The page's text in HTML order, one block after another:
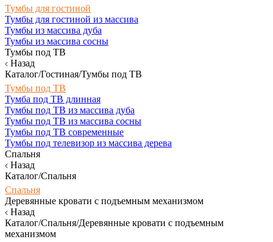
Тумбы для гостиной
Тумбы для гостиной из массива
Тумбы из массива дуба
Тумбы из массива сосны
Тумбы под ТВ
Назад
Каталог/Гостиная/Тумбы под ТВ
Тумбы под ТВ
Тумба под ТВ длинная
Тумбы под ТВ из массива дуба
Тумбы под ТВ из массива сосны
Тумбы под ТВ современные
Тумбы под телевизор из массива дерева
Спальня
Назад
Каталог/Спальня
Спальня
Деревянные кровати с подъемным механизмом
Назад
Каталог/Спальня/Деревянные кровати с подъемным
механизмом